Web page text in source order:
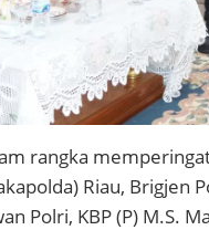
rangka
Riau, Brigjen
Polri, KBP (P) M.S.